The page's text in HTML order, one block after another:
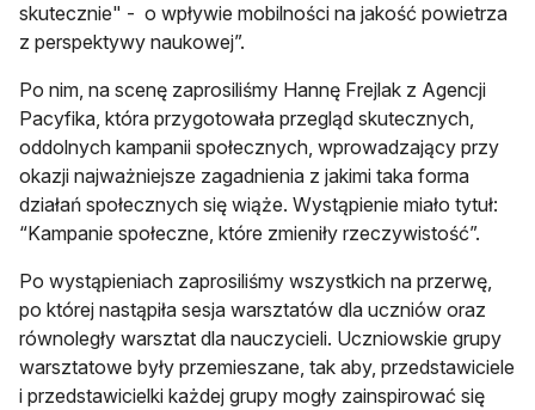
skutecznie" - o wpływie mobilności na jakość powietrza
z perspektywy naukowej”.
Po nim, na scenę zaprosiliśmy Hannę Frejlak z Agencji
Pacyfika, która przygotowała przegląd skutecznych,
oddolnych kampanii społecznych, wprowadzający przy
okazji najważniejsze zagadnienia z jakimi taka forma
działań społecznych się wiąże. Wystąpienie miało tytuł:
“Kampanie społeczne, które zmieniły rzeczywistość”.
Po wystąpieniach zaprosiliśmy wszystkich na przerwę,
po której nastąpiła sesja warsztatów dla uczniów oraz
równoległy warsztat dla nauczycieli. Uczniowskie grupy
warsztatowe były przemieszane, tak aby, przedstawiciele
i przedstawicielki każdej grupy mogły zainspirować się